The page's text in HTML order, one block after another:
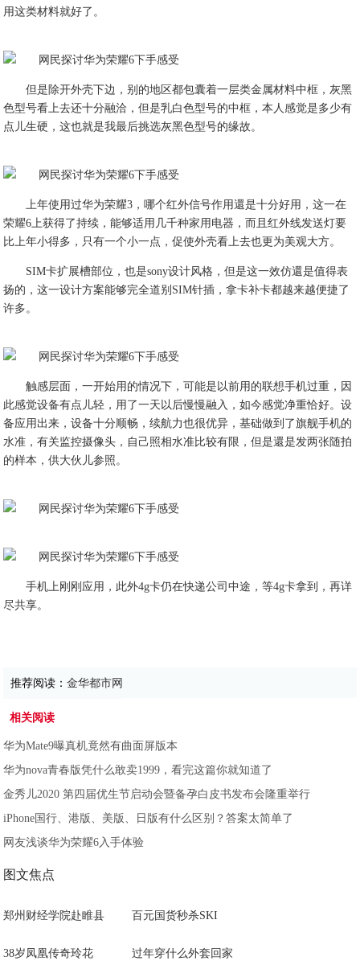
用这类材料就好了。
但是除开外壳下边，别的地区都包囊着一层类金属材料中框，灰黑
色型号看上去还十分融洽，但是乳白色型号的中框，本人感觉是多少有
点儿生硬，这也就是我最后挑选灰黑色型号的缘故。
上年使用过华为荣耀3，哪个红外信号作用還是十分好用，这一在
荣耀6上获得了持续，能够适用几千种家用电器，而且红外线发送灯要
比上年小得多，只有一个小一点，促使外壳看上去也更为美观大方。
SIM卡扩展槽部位，也是sony设计风格，但是这一效仿還是值得表
扬的，这一设计方案能够完全道别SIM针插，拿卡补卡都越来越便捷了
许多。
触感层面，一开始用的情况下，可能是以前用的联想手机过重，因
此感觉设备有点儿轻，用了一天以后慢慢融入，如今感觉净重恰好。设
备应用出来，设备十分顺畅，续航力也很优异，基础做到了旗舰手机的
水准，有关监控摄像头，自己照相水准比较有限，但是還是发两张随拍
的样本，供大伙儿参照。
手机上刚刚应用，此外4g卡仍在快递公司中途，等4g卡拿到，再详
尽共享。
推荐阅读：金华都市网
相关阅读
华为Mate9曝真机竟然有曲面屏版本
华为nova青春版凭什么敢卖1999，看完这篇你就知道了
金秀儿2020 第四届优生节启动会暨备孕白皮书发布会隆重举行
iPhone国行、港版、美版、日版有什么区别？答案太简单了
网友浅谈华为荣耀6入手体验
图文焦点
郑州财经学院赴睢县 百元国货秒杀SKI
38岁凤凰传奇玲花 过年穿什么外套回家